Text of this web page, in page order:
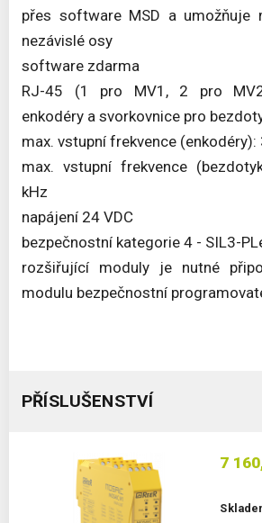
přes software MSD a umožňuje
nezávislé osy
software zdarma
RJ-45 (1 pro MV1, 2 pro
enkodéry a svorkovnice pro
max. vstupní frekvence (enkodéry):
max. vstupní frekvence
kHz
napájení 24 VDC
bezpečnostní kategorie 4 - SIL3-
rozšiřující moduly je nutné
modulu bezpečnostní
PŘÍSLUŠENSTVÍ
7